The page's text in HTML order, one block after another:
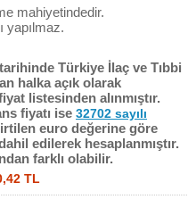
mahiyetindedir.
yapılmaz.
Türkiye İlaç ve Tıbbi
halka açık olarak
listesinden alınmıştır.
fiyatı ise 32702 sayılı
euro değerine göre
edilerek hesaplanmıştır.
farklı olabilir.
TL